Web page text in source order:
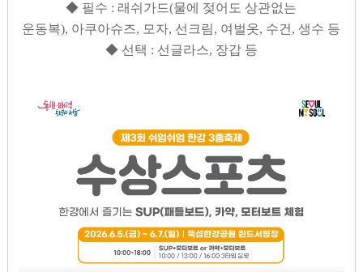
◆ 필수 : 래쉬가드(물에 젖어도 상관없는
운동복), 아쿠아슈즈, 모자, 선크림, 여벌옷, 수건, 생수 등
◆ 선택 : 선글라스, 장갑 등